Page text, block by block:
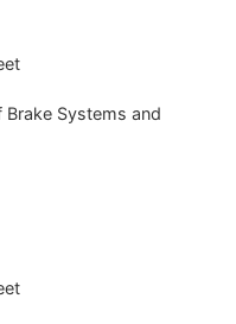
Brake Systems and